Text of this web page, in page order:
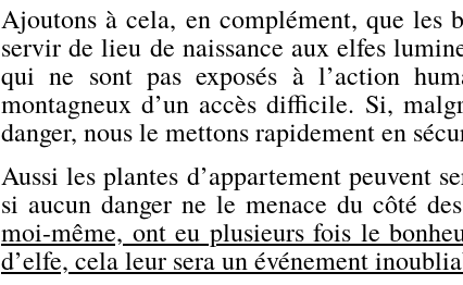
Ajoutons à cela, en complément, que les
servir de lieu de naissance aux elfes
qui ne sont pas exposés à l’action
montagneux d’un accès difficile. Si,
danger, nous le mettons rapidement en
Aussi les plantes d’appartement peuvent
si aucun danger ne le menace du côté
moi-même, ont eu plusieurs fois le
d’elfe, cela leur sera un événement